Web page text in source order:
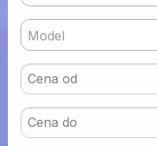
Model